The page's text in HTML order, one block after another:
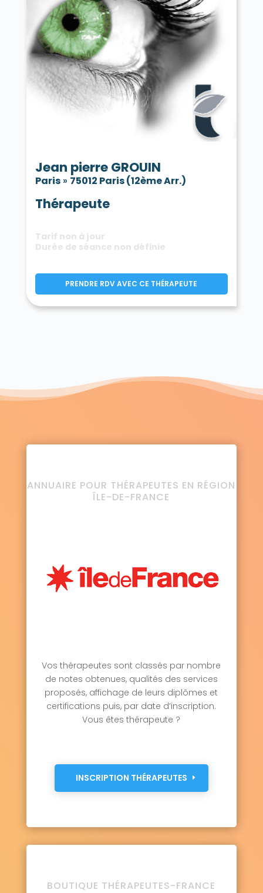
Jean pierre GROUIN
Paris» 75012 Paris (12ème Arr.)
Thérapeute
Tarif non à jour
Durée de séance non définie
PRENDRE RDV AVEC CE THÉRAPEUTE
ANNUAIRE POUR THÉRAPEUTES EN RÉGION
ÎLE-DE-FRANCE
Vos thérapeutes sont classés par nombre
de notes obtenues, qualités des services
proposés, affichage de leurs diplômes et
certifications puis, par date d’inscription.
Vous êtes thérapeute ?
INSCRIPTION THÉRAPEUTES
BOUTIQUE THÉRAPEUTES-FRANCE